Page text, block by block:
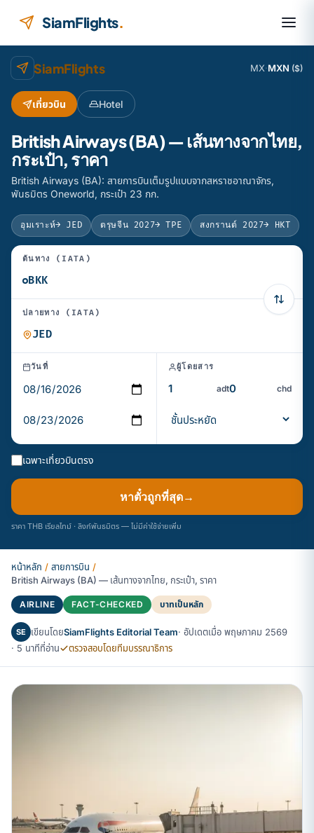
SiamFlights.
SiamFlights MX·MXN ($)
เที่ยวบิน Hotel
British Airways (BA) — เส้นทางจากไทย,
กระเป๋า, ราคา
British Airways (BA): สายการบินเต็มรูปแบบจากสหราชอาณาจักร,
พันธมิตร Oneworld, กระเป๋า 23 กก.
อุมเราะห์→ JED ตรุษจีน 2027→ TPE สงกรานต์ 2027→ HKT
ต้นทาง (IATA)
ปลายทาง (IATA)
วันที่ ผู้โดยสาร
adt chd
เฉพาะเที่ยวบินตรง
หาตั๋วถูกที่สุด→
ราคา THB เรียลไทม์ · ลิงก์พันธมิตร — ไม่มีค่าใช้จ่ายเพิ่ม
หน้าหลัก / สายการบิน /
British Airways (BA) — เส้นทางจากไทย, กระเป๋า, ราคา
AIRLINE FACT-CHECKED บาทเป็นหลัก
SE เขียนโดยSiamFlights Editorial Team· อัปเดตเมื่อ พฤษภาคม 2569
· 5 นาทีที่อ่าน
ตรวจสอบโดยทีมบรรณาธิการ